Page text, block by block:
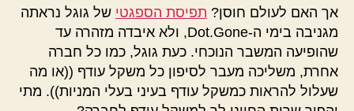
אך האם לעולם חוסן? תפיסת הספגטי של גוגל נראתה
מגניבה בימי ה-Dot.Gone, ולא איבדה מזהרה עד
שהופיעה המשבר הנוכחי. כעת גוגל, כמו כל חברה
אחרת, משליכה מעבר לסיפון כל משקל עודף ((או מה
שעלול להראות כמשקל עודף בעיני בעלי המניות)). מתי